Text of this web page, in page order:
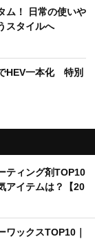
ム！ 日常の使いや
スタイルへ
HEV一本化 特別
ティング剤TOP10
アイテムは？【20
ワックスTOP10｜